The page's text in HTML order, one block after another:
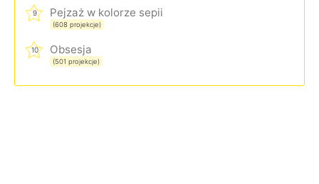
9 Pejzaż w kolorze sepii
(608 projekcje)
10 Obsesja
(501 projekcje)